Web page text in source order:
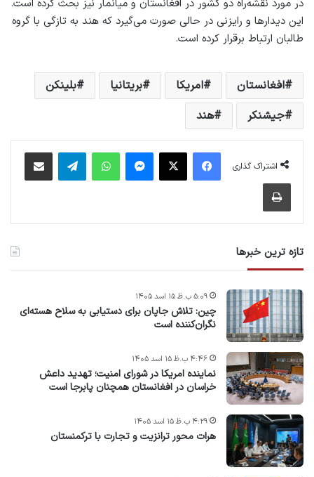
در مورد نقشه‌راه دو کشور در افغانستان و میانمار نیز بحث کرده است.
این دیدارها و رایزنی در حالی صورت می‌گیرد که هند به تازگی با گروه
طالبان ارتباط برقرار کرده است.
افغانستان امریکا بریتانیا
بلینکن
جیشنکر
هند
اشتراک گذاری
فیس بوک X پیام رسان واتس آپ تلگرام اشتراک گذاری از طریق ایمیل
چاپ
تازه ترین خبرها
چین: تلاش جاپان برای دستیابی به سلاح هسته‌ای
نگران‌کننده است
۵:۰۹ ب.ظ ۱۵ اسد ۱۴۰۵
نماینده امریکا در شورای امنیت؛ تهدید داعش
خراسان در افغانستان همچنان پابرجا است
۴:۴۶ ب.ظ ۱۵ اسد ۱۴۰۵
هرات محور ترانزیت و تجارت با ترکمنستان
۴:۲۹ ب.ظ ۱۵ اسد ۱۴۰۵